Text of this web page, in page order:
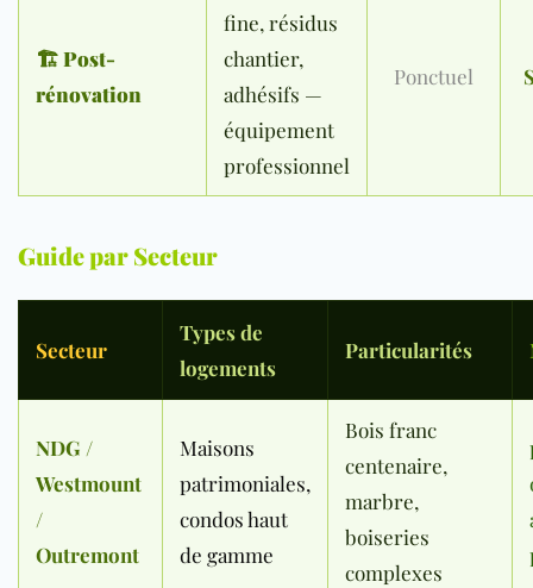
🏗Post-
rénovation
fine, résidus
chantier,
adhésifs —
équipement
professionnel
Ponctuel
Guide par Secteur
Secteur
Types de
logements
Particularités
NDG /
Westmount
/
Outremont
Maisons
patrimoniales,
condos haut
de gamme
Bois franc
centenaire,
marbre,
boiseries
complexes